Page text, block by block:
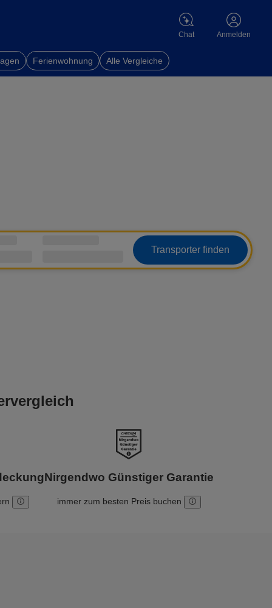
Chat Anmelden
Ferienwohnung Alle Vergleiche
Transporter finden
Nirgendwo Günstiger Garantie
immer zum besten Preis buchen